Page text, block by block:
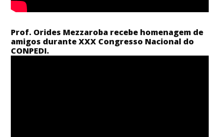
Prof. Orides Mezzaroba recebe homenagem de
amigos durante XXX Congresso Nacional do
CONPEDI.